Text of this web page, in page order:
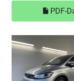
PDF-